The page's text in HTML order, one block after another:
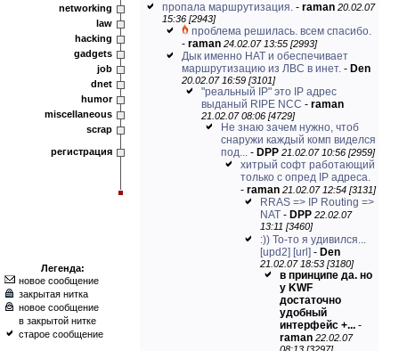
networking
law
hacking
gadgets
job
dnet
humor
miscellaneous
scrap
регистрация
Легенда:
новое сообщение
закрытая нитка
новое сообщение
в закрытой нитке
старое сообщение
пропала маршрутизация. - raman 20.02.07
15:36 [2943]
проблема решилась. всем спасибо.
- raman 24.02.07 13:55 [2993]
Дык именно НАТ и обеспечивает
маршрутизацию из ЛВС в инет. - Den
20.02.07 16:59 [3101]
"реальный IP" это IP адрес
выданый RIPE NCC - raman
21.02.07 08:06 [4729]
Не знаю зачем нужно, чтоб
снаружи каждый комп виделся
под... - DPP 21.02.07 10:56 [2959]
хитрый софт работающий
только с опред IP адреса.
- raman 21.02.07 12:54 [3131]
RRAS => IP Routing =>
NAT - DPP 22.02.07
13:11 [3460]
:)) То-то я удивился...
[upd2] [url] - Den
21.02.07 18:53 [3180]
в принципе да. но
у KWF
достаточно
удобный
интерфейс +... -
raman 22.02.07